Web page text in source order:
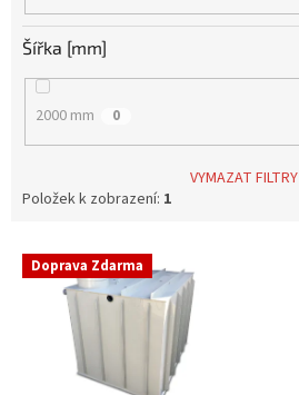
Šířka [mm]
2000 mm 0
VYMAZAT FILTRY
Položek k zobrazení: 1
V Doprava Zdarma